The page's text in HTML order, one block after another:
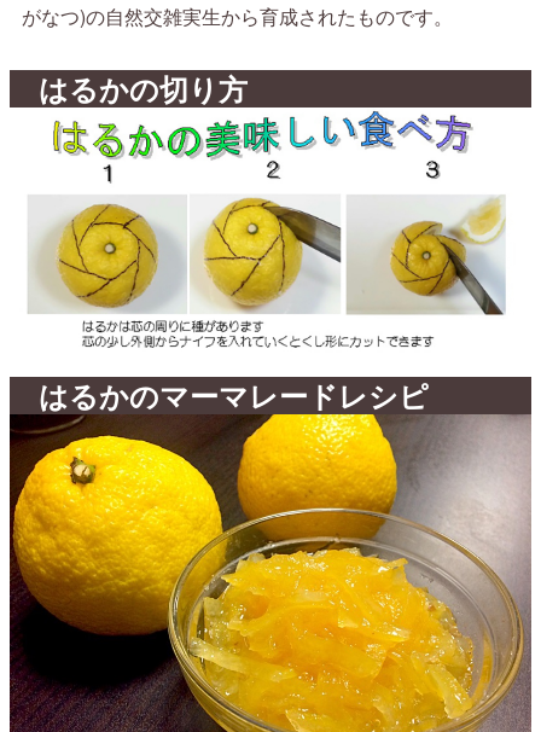
がなつ)の自然交雑実生から育成されたものです。
はるかの切り方
はるかのマーマレードレシピ